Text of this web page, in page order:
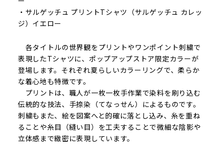
・サルゲッチュ プリントTシャツ（サルゲッチュ カレッ
ジ）イエロー
各タイトルの世界観をプリントやワンポイント刺繍で
表現したTシャツに、ポップアップストア限定カラーが
登場します。それぞれ夏らしいカラーリングで、柔らか
な着心地も特徴です。
プリントは、職人が一枚一枚手作業で染料を刷り込む
伝統的な技法、手捺染（てなっせん）によるものです。
刺繍もまた、絵を図案へと的確に落とし込み、糸を重ね
ることや糸目（縫い目）を工夫することで微細な陰影や
立体感まで緻密に表現しています。